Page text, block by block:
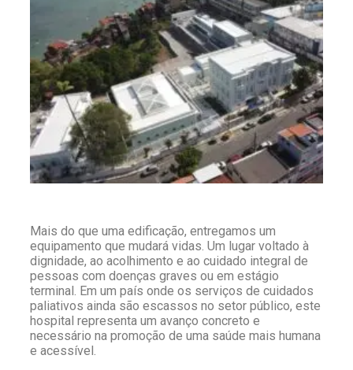
Mais do que uma edificação, entregamos um
equipamento que mudará vidas. Um lugar voltado à
dignidade, ao acolhimento e ao cuidado integral de
pessoas com doenças graves ou em estágio
terminal. Em um país onde os serviços de cuidados
paliativos ainda são escassos no setor público, este
hospital representa um avanço concreto e
necessário na promoção de uma saúde mais humana
e acessível.